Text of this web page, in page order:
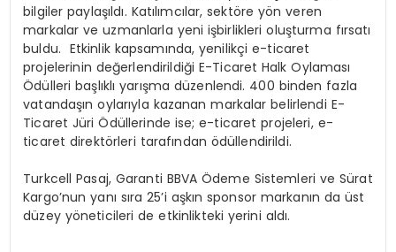
bilgiler paylaşıldı. Katılımcılar, sektöre yön veren
markalar ve uzmanlarla yeni işbirlikleri oluşturma fırsatı
buldu. Etkinlik kapsamında, yenilikçi e-ticaret
projelerinin değerlendirildiği E-Ticaret Halk Oylaması
Ödülleri başlıklı yarışma düzenlendi. 400 binden fazla
vatandaşın oylarıyla kazanan markalar belirlendi E-
Ticaret Jüri Ödüllerinde ise; e-ticaret projeleri, e-
ticaret direktörleri tarafından ödüllendirildi.
Turkcell Pasaj, Garanti BBVA Ödeme Sistemleri ve Sürat
Kargo’nun yanı sıra 25’i aşkın sponsor markanın da üst
düzey yöneticileri de etkinlikteki yerini aldı.